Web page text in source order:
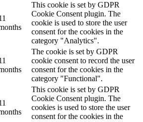
This cookie is set by GDPR
Cookie Consent plugin. The
cookie is used to store the user
consent for the cookies in the
category "Analytics".
The cookie is set by GDPR
cookie consent to record the user
consent for the cookies in the
category "Functional".
This cookie is set by GDPR
Cookie Consent plugin. The
cookies is used to store the user
consent for the cookies in the